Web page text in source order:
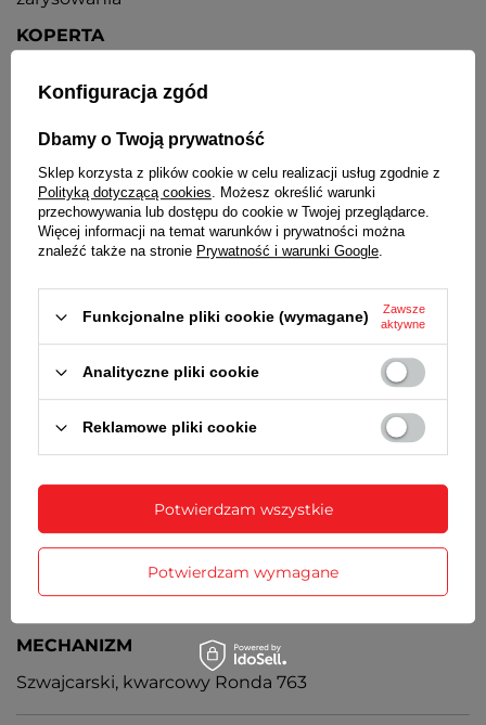
KOPERTA
TARCZA
Czarna, wskazówki i indeksy w kolorze koperty
BRANSOLETA
Wysokiej jakości stal nierdzewna
ZAPIĘCIE
Z możliwością regulacji i zabezpieczeniem
Orientacyjny czas działania zegarka bez
konieczności wymiany baterii - 3 lata
ŚREDNICA KOPERTY
28 mm
7 mm
MECHANIZM
Szwajcarski, kwarcowy Ronda 763
Konfiguracja zgód
Dbamy o Twoją prywatność
Sklep korzysta z plików cookie w celu realizacji usług zgodnie z
Polityką dotyczącą cookies. Możesz określić warunki
przechowywania lub dostępu do cookie w Twojej przeglądarce.
Więcej informacji na temat warunków i prywatności można
znaleźć także na stronie Prywatność i warunki Google.
Funkcjonalne pliki cookie (wymagane)
Zawsze
aktywne
Analityczne pliki cookie
Reklamowe pliki cookie
Potwierdzam wymagane
Potwierdzam wszystkie